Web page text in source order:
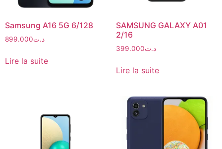
Samsung A16 5G 6/128
د.ت899.000
Lire la suite
SAMSUNG GALAXY A01
2/16
د.ت399.000
Lire la suite